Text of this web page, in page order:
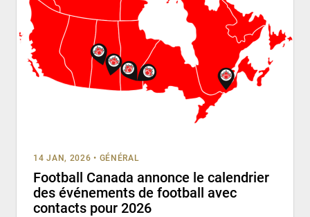
14 JAN, 2026 • GÉNÉRAL
Football Canada annonce le calendrier
des événements de football avec
contacts pour 2026